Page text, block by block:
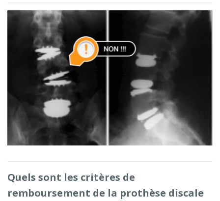
Quels sont les critères de
remboursement de la prothèse discale